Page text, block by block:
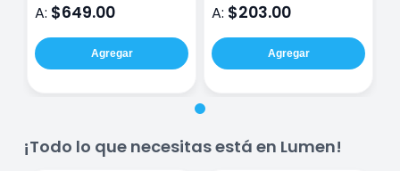
A: $649.00
Agregar
A: $203.00
Agregar
¡Todo lo que necesitas está en Lumen!